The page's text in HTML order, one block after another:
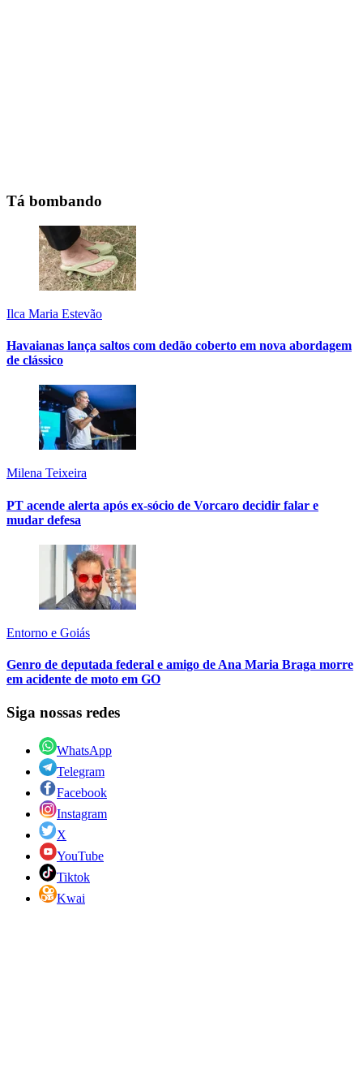
Tá bombando
Ilca Maria Estevão
Havaianas lança saltos com dedão coberto em nova abordagem
de clássico
Milena Teixeira
PT acende alerta após ex-sócio de Vorcaro decidir falar e
mudar defesa
Entorno e Goiás
Genro de deputada federal e amigo de Ana Maria Braga morre
em acidente de moto em GO
Siga nossas redes
WhatsApp
Telegram
Facebook
Instagram
X
YouTube
Tiktok
Kwai